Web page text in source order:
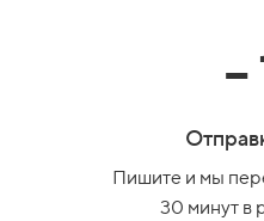
-
Пишите и мы
30 минут в